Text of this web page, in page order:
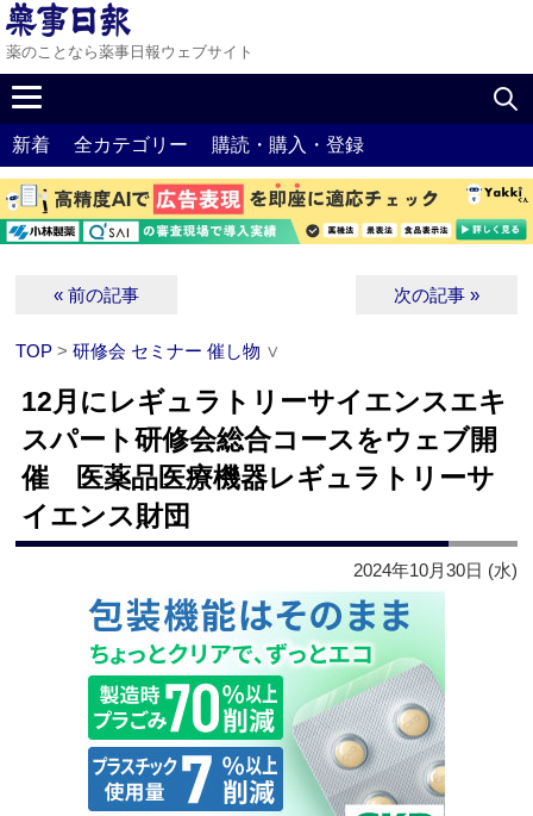
薬のことなら薬事日報ウェブサイト
新着 全カテゴリー 購読・購入・登録
« 前の記事 次の記事 »
TOP >研修会 セミナー 催し物 ∨
12月にレギュラトリーサイエンスエキ
スパート研修会総合コースをウェブ開
催 医薬品医療機器レギュラトリーサ
イエンス財団
2024年10月30日 (水)